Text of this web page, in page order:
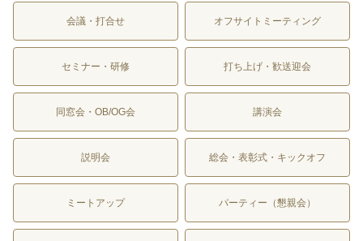
会議・打合せ オフサイトミーティング
セミナー・研修 打ち上げ・歓送迎会
同窓会・OB/OG会 講演会
説明会 総会・表彰式・キックオフ
ミートアップ パーティー（懇親会）